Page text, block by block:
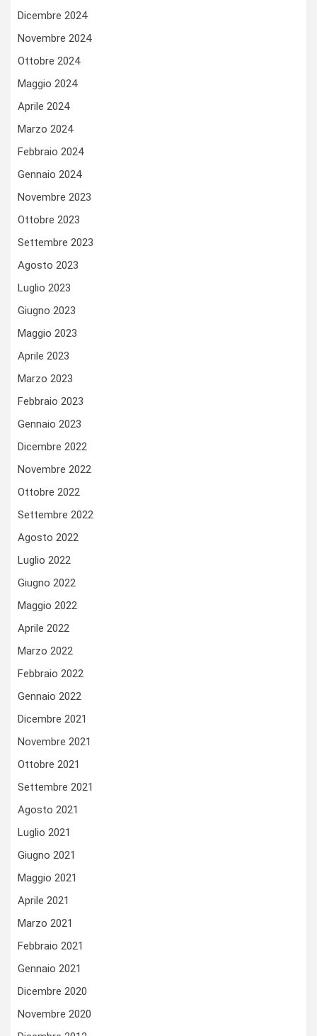
Dicembre 2024
Novembre 2024
Ottobre 2024
Maggio 2024
Aprile 2024
Marzo 2024
Febbraio 2024
Gennaio 2024
Novembre 2023
Ottobre 2023
Settembre 2023
Agosto 2023
Luglio 2023
Giugno 2023
Maggio 2023
Aprile 2023
Marzo 2023
Febbraio 2023
Gennaio 2023
Dicembre 2022
Novembre 2022
Ottobre 2022
Settembre 2022
Agosto 2022
Luglio 2022
Giugno 2022
Maggio 2022
Aprile 2022
Marzo 2022
Febbraio 2022
Gennaio 2022
Dicembre 2021
Novembre 2021
Ottobre 2021
Settembre 2021
Agosto 2021
Luglio 2021
Giugno 2021
Maggio 2021
Aprile 2021
Marzo 2021
Febbraio 2021
Gennaio 2021
Dicembre 2020
Novembre 2020